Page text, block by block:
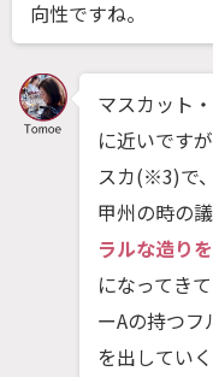
向性ですね。
マスカット
に近いです
スカ(※3)で
甲州の時の
ラルな造り
になってき
ーAの持つ
を出してい